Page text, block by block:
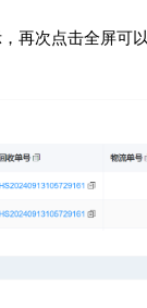
再次点击全屏可